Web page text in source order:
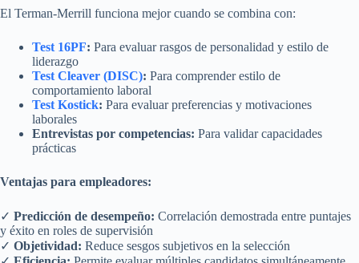
El Terman-Merrill funciona mejor cuando se combina con:
Test 16PF: Para evaluar rasgos de personalidad y estilo de
liderazgo
Test Cleaver (DISC): Para comprender estilo de
comportamiento laboral
Test Kostick: Para evaluar preferencias y motivaciones
laborales
Entrevistas por competencias: Para validar capacidades
prácticas
Ventajas para empleadores:
✓ Predicción de desempeño: Correlación demostrada entre puntajes
y éxito en roles de supervisión
✓ Objetividad: Reduce sesgos subjetivos en la selección